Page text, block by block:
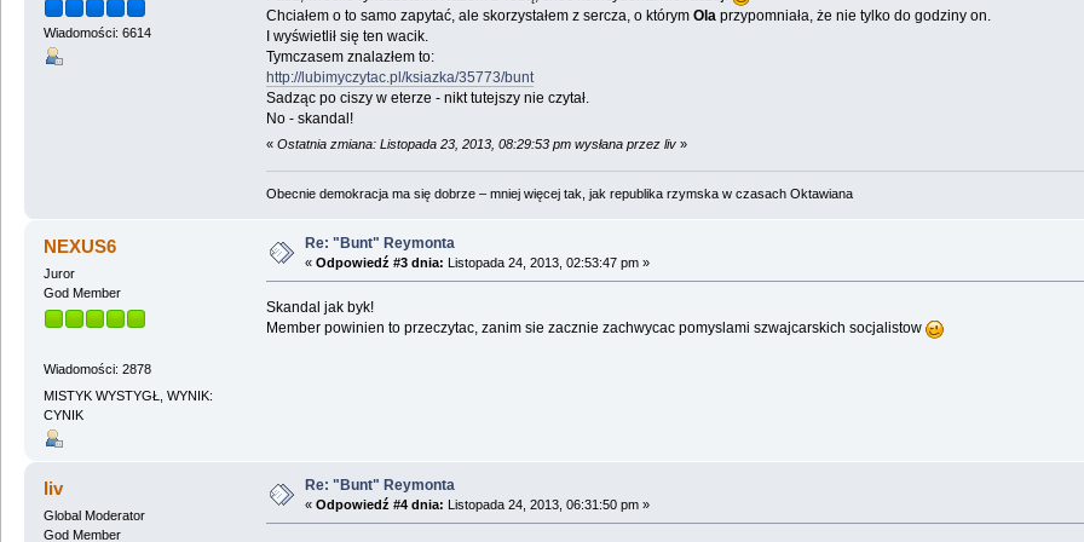
Wiadomości: 6614
Chciałem o to samo zapytać, ale skorzystałem z sercza, o którymOlaprzypomniała, że nie tylko do godziny on.
I wyświetlił się ten wacik.
Tymczasem znalazłem to:
http://lubimyczytac.pl/ksiazka/35773/bunt
Sadząc po ciszy w eterze - nikt tutejszy nie czytał.
No - skandal!
« Ostatnia zmiana: Listopada 23, 2013, 08:29:53 pm wysłana przez liv»
Obecnie demokracja ma się dobrze – mniej więcej tak, jak republika rzymska w czasach Oktawiana
NEXUS6
Juror
God Member
Wiadomości: 2878
MISTYK WYSTYGŁ, WYNIK:
CYNIK
Re: "Bunt" Reymonta
« Odpowiedź #3 dnia: Listopada 24, 2013, 02:53:47 pm »
Skandal jak byk!
Member powinien to przeczytac, zanim sie zacznie zachwycac pomyslami szwajcarskich socjalistow
liv
Global Moderator
God Member
Re: "Bunt" Reymonta
« Odpowiedź #4 dnia: Listopada 24, 2013, 06:31:50 pm »